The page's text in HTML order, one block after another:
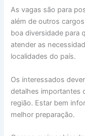
As vagas são para
além de outros
boa diversidade para
atender as
localidades do país.
Os interessados
detalhes importantes
região. Estar bem
melhor preparação.